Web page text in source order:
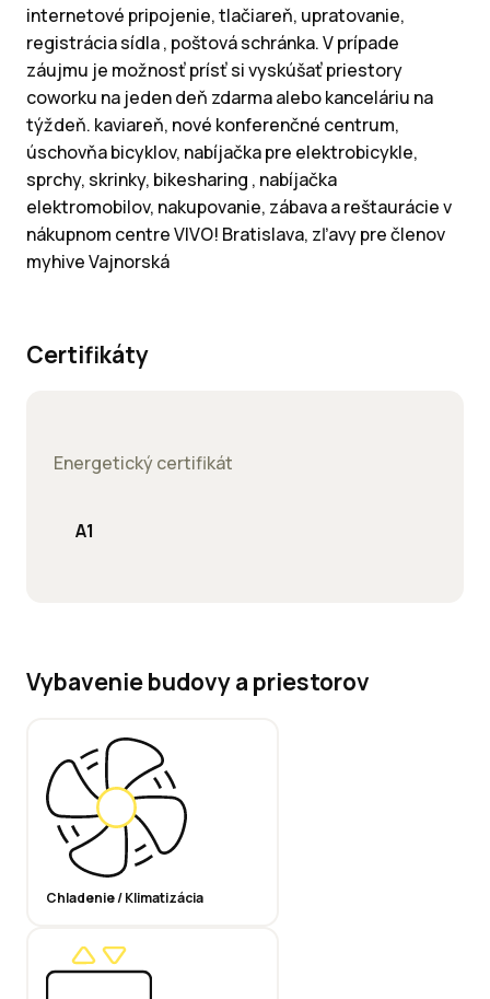
internetové pripojenie, tlačiareň, upratovanie,
registrácia sídla , poštová schránka. V prípade
záujmu je možnosť prísť si vyskúšať priestory
coworku na jeden deň zdarma alebo kanceláriu na
týždeň. kaviareň, nové konferenčné centrum,
úschovňa bicyklov, nabíjačka pre elektrobicykle,
sprchy, skrinky, bikesharing , nabíjačka
elektromobilov, nakupovanie, zábava a reštaurácie v
nákupnom centre VIVO! Bratislava, zľavy pre členov
myhive Vajnorská
Certifikáty
Energetický certifikát
A1
Vybavenie budovy a priestorov
Chladenie / Klimatizácia